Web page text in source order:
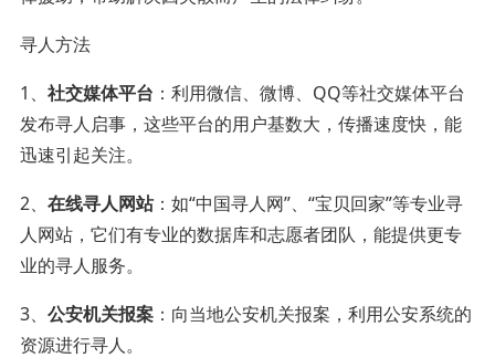
寻人方法
1、 社交媒体平台 ：利用微信、微博、QQ等社交媒体平台
发布寻人启事，这些平台的用户基数大，传播速度快，能
迅速引起关注。
2、 在线寻人网站：如“中国寻人网”、“宝贝回家”等专业寻
人网站，它们有专业的数据库和志愿者团队，能提供更专
业的寻人服务。
3、 公安机关报案：向当地公安机关报案，利用公安系统的
资源进行寻人。